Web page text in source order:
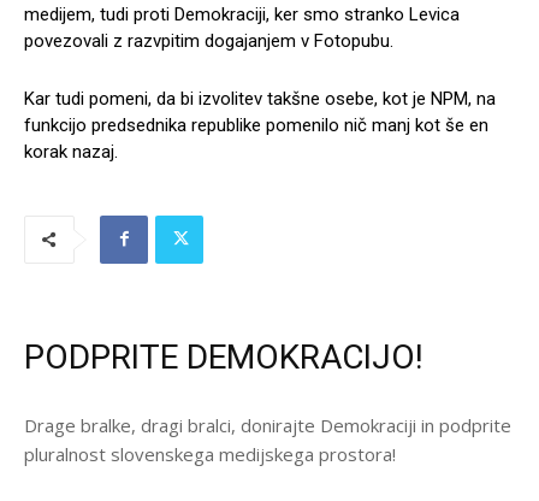
medijem, tudi proti Demokraciji, ker smo stranko Levica
povezovali z razvpitim dogajanjem v Fotopubu.
Kar tudi pomeni, da bi izvolitev takšne osebe, kot je NPM, na
funkcijo predsednika republike pomenilo nič manj kot še en
korak nazaj.
PODPRITE DEMOKRACIJO!
Drage bralke, dragi bralci, donirajte Demokraciji in podprite
pluralnost slovenskega medijskega prostora!